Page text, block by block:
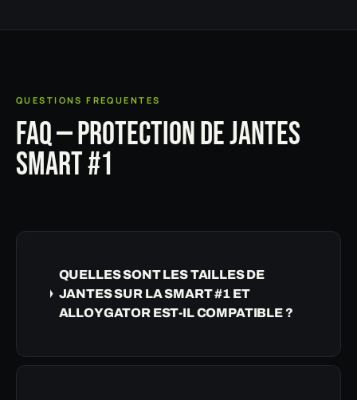
QUESTIONS FREQUENTES
FAQ — PROTECTION DE JANTES
SMART #1
QUELLES SONT LES TAILLES DE
JANTES SUR LA SMART #1 ET
ALLOYGATOR EST-IL COMPATIBLE ?